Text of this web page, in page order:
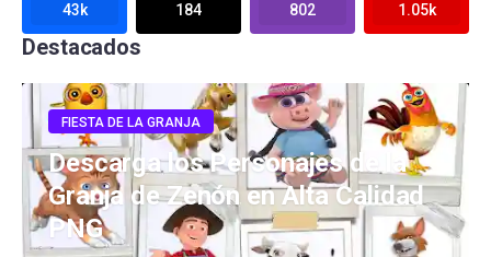
43k 184 802 1.05k
Destacados
FIESTA DE LA GRANJA
Descarga los Personajes de la
Granja de Zenón en Alta Calidad
PNG